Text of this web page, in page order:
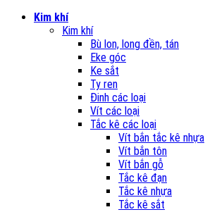
Kim khí
Kim khí
Bù lon, long đền, tán
Eke góc
Ke sắt
Ty ren
Đinh các loại
Vít các loại
Tắc kê các loại
Vít bắn tắc kê nhựa
Vít bắn tôn
Vít bắn gỗ
Tắc kê đạn
Tắc kê nhựa
Tắc kê sắt